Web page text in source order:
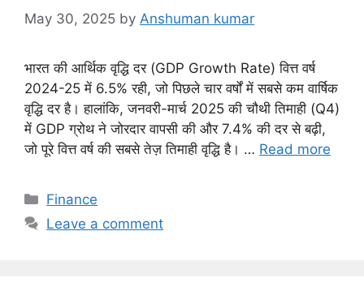
May 30, 2025 by Anshuman kumar
भारत की आर्थिक वृद्धि दर (GDP Growth Rate) वित्त वर्ष
2024-25 में 6.5% रही, जो पिछले चार वर्षों में सबसे कम वार्षिक
वृद्धि दर है। हालांकि, जनवरी-मार्च 2025 की चौथी तिमाही (Q4)
में GDP ग्रोथ ने जोरदार वापसी की और 7.4% की दर से बढ़ी,
जो पूरे वित्त वर्ष की सबसे तेज़ तिमाही वृद्धि है। … Read more
C
a
Finance
Leave a comment